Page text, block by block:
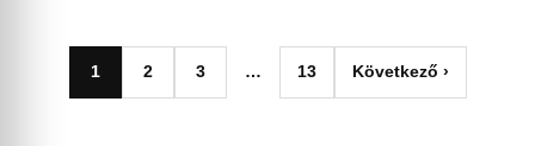
1 2 3 … 13 Következő ›